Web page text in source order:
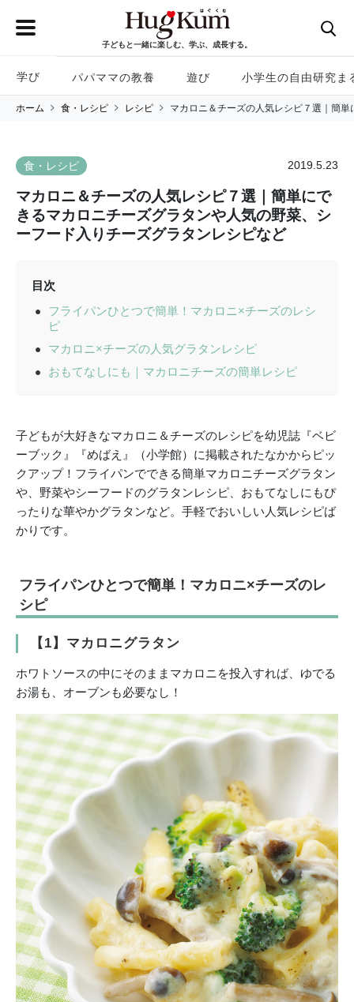
子どもと一緒に楽しむ、学ぶ、成長する。
学び パパママの教養 遊び 小学生の自由研究ま
ホーム 食・レシピ レシピ マカロニ＆チーズの人気レシピ７選｜簡
食・レシピ 2019.5.23
マカロニ＆チーズの人気レシピ７選｜簡単にで
きるマカロニチーズグラタンや人気の野菜、シ
ーフード入りチーズグラタンレシピなど
目次
フライパンひとつで簡単！マカロニ×チーズのレシ
ピ
マカロニ×チーズの人気グラタンレシピ
おもてなしにも｜マカロニチーズの簡単レシピ
子どもが大好きなマカロニ＆チーズのレシピを幼児誌『ベビ
ーブック』『めばえ』（小学館）に掲載されたなかからピッ
クアップ！フライパンでできる簡単マカロニチーズグラタン
や、野菜やシーフードのグラタンレシピ、おもてなしにもぴ
ったりな華やかグラタンなど。手軽でおいしい人気レシピば
かりです。
フライパンひとつで簡単！マカロニ×チーズのレ
シピ
【1】マカロニグラタン
ホワトソースの中にそのままマカロニを投入すれば、ゆでる
お湯も、オーブンも必要なし！